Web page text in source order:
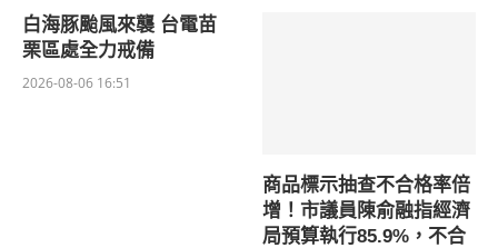
白海豚颱風來襲 台電苗
栗區處全力戒備
2026-08-06 16:51
商品標示抽查不合格率倍
增！市議員陳俞融指經濟
局預算執行85.9%，不合